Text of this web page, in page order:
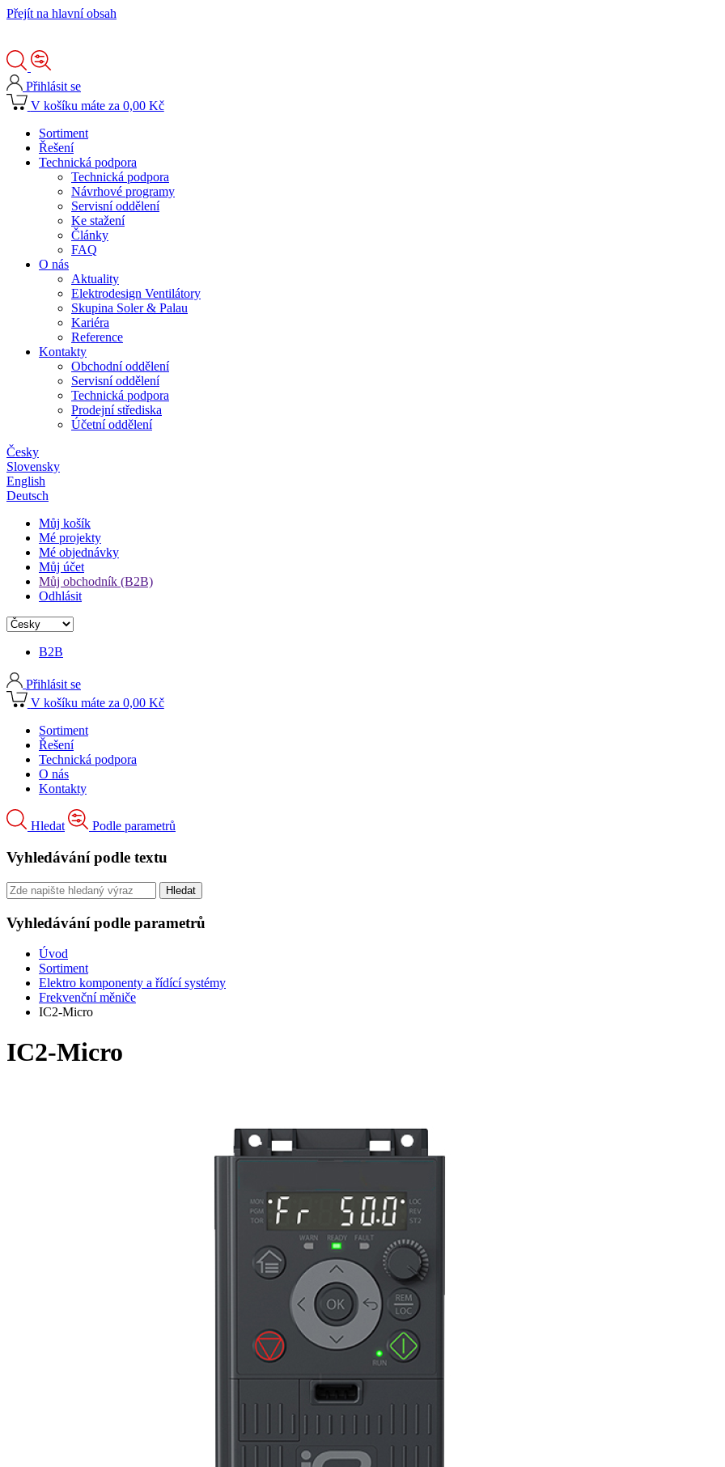
Přejít na hlavní obsah
Přihlásit se
V košíku máte za 0,00 Kč
Sortiment
Řešení
Technická podpora
Technická podpora
Návrhové programy
Servisní oddělení
Ke stažení
Články
FAQ
O nás
Aktuality
Elektrodesign Ventilátory
Skupina Soler & Palau
Kariéra
Reference
Kontakty
Obchodní oddělení
Servisní oddělení
Technická podpora
Prodejní střediska
Účetní oddělení
Česky
Slovensky
English
Deutsch
Můj košík
Mé projekty
Mé objednávky
Můj účet
Můj obchodník (B2B)
Odhlásit
B2B
Přihlásit se
V košíku máte za 0,00 Kč
Sortiment
Řešení
Technická podpora
O nás
Kontakty
Hledat Podle parametrů
Vyhledávání podle textu
Vyhledávání podle parametrů
Úvod
Sortiment
Elektro komponenty a řídící systémy
Frekvenční měniče
IC2-Micro
IC2-Micro